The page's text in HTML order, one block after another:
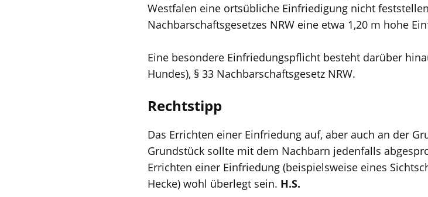
Westfalen eine ortsübliche Einfriedigung nicht
Nachbarschaftsgesetzes NRW eine etwa 1,20 m hohe
Eine besondere Einfriedungspflicht besteht darüber
Hundes), § 33 Nachbarschaftsgesetz NRW.
Rechtstipp
Das Errichten einer Einfriedung auf, aber auch an der
Grundstück sollte mit dem Nachbarn jedenfalls
Errichten einer Einfriedung (beispielsweise eines
Hecke) wohl überlegt sein. H.S.